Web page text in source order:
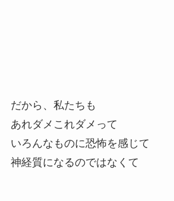
だから、私たちも
あれダメこれダメって
いろんなものに恐怖を感じて
神経質になるのではなくて